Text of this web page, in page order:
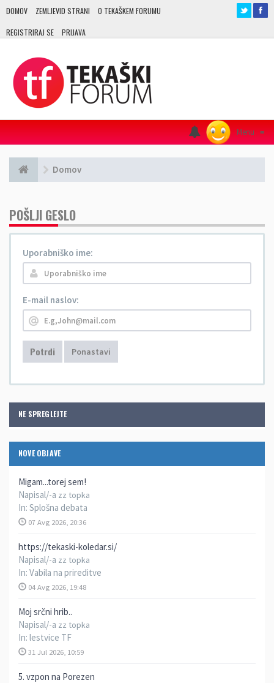
DOMOV ZEMLJEVID STRANI O TEKAŠKEM FORUMU
REGISTRIRAJ SE PRIJAVA
Menu ≡
Domov
NE SPREGLEJTE
NOVE OBJAVE
Migam...torej sem!
Napisal/-a zz topka
In: Splošna debata
07 Avg 2026, 20:36
https://tekaski-koledar.si/
Napisal/-a zz topka
In: Vabila na prireditve
04 Avg 2026, 19:48
Moj srčni hrib..
Napisal/-a zz topka
In: lestvice TF
31 Jul 2026, 10:59
5. vzpon na Porezen
POŠLJI GESLO
Uporabniško ime:
E-mail naslov:
Potrdi Ponastavi